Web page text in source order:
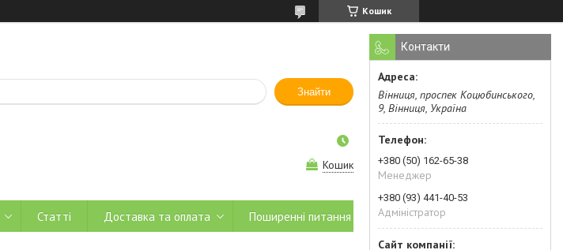
Кошик
Знайти
Кошик
Статті Доставка та оплата Поширенні питання
Контакти
Вінниця, проспек Коцюбинського,
9, Вінниця, Україна
+380 (50) 162-65-38
Менеджер
+380 (93) 441-40-53
Адміністратор